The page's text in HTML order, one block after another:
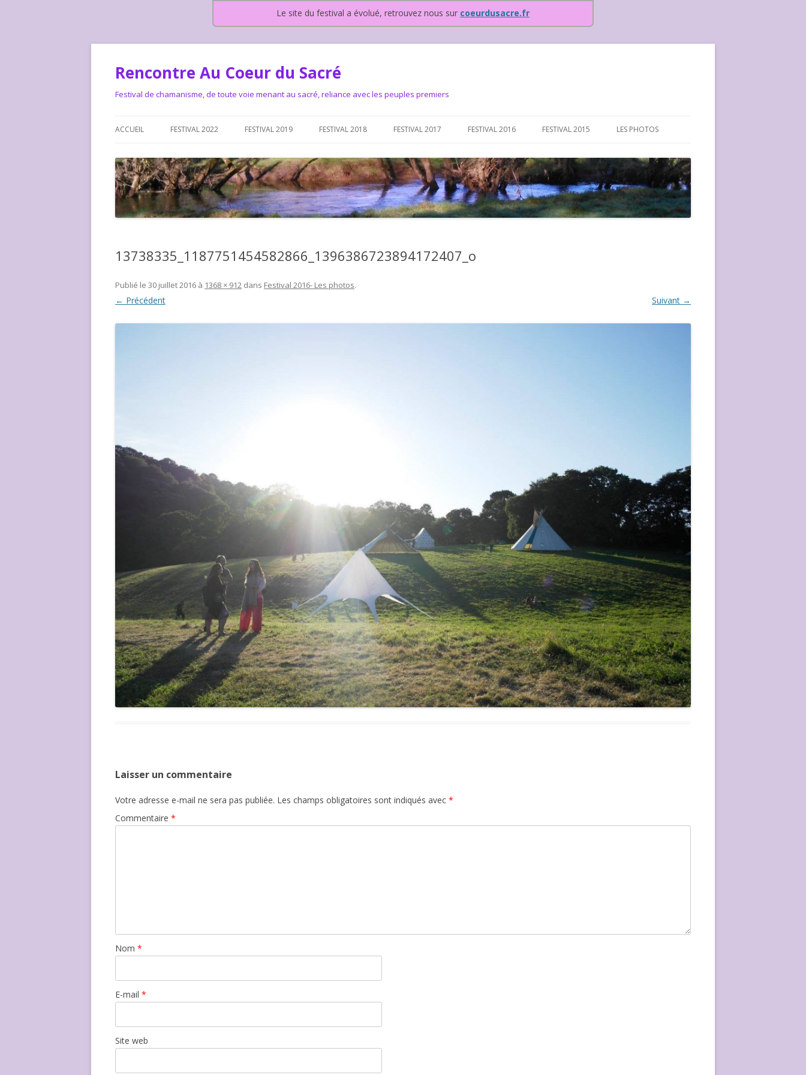
Le site du festival a évolué, retrouvez nous sur coeurdusacre.fr
Rencontre Au Coeur du Sacré
Festival de chamanisme, de toute voie menant au sacré, reliance avec les peuples premiers
ACCUEIL
LA CHARTE DU FESTIVAL
LE FESTIVAL DEPUIS 2015 – QUI
SOMMES-NOUS ?
LE FESTIVAL DEPUIS 2015…OU
ALLONS-NOUS ?
COMMENT FONCTIONNONS
FESTIVAL 2022 FESTIVAL 2019 FESTIVAL 2018 FESTIVAL 2017 FESTIVAL 2016 FESTIVAL 2015 LES PHOTOS
FESTIVAL 2016-PHOTOS
FESTIVAL 2017-PHOTOS ET
VIDÉOS
13738335_1187751454582866_1396386723894172407_o
Publié le 30 juillet 2016 à 1368 × 912 dans Festival 2016- Les photos.
← Précédent Suivant →
Laisser un commentaire
Votre adresse e-mail ne sera pas publiée. Les champs obligatoires sont indiqués avec *
Commentaire *
Nom *
E-mail *
Site web